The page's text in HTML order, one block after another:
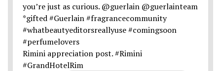
Rimini appreciation post. #Rimini
#GrandHotelRim